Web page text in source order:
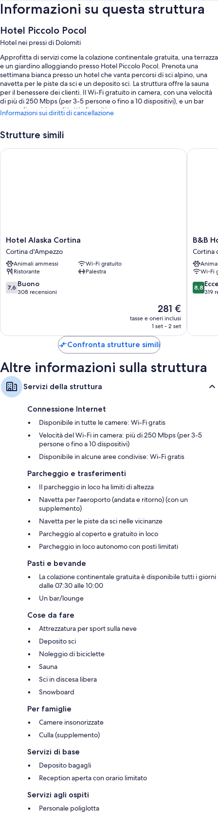
Informazioni su questa struttura
Hotel Piccolo Pocol
Hotel nei pressi di Dolomiti
Approfitta di servizi come la colazione continentale gratuita, una terrazza
e un giardino alloggiando presso Hotel Piccolo Pocol. Prenota una
settimana bianca presso un hotel che vanta percorsi di sci alpino, una
navetta per le piste da sci e un deposito sci. La struttura offre la sauna
per il benessere dei clienti. Il Wi-Fi gratuito in camera, con una velocità
di più di 250 Mbps (per 3-5 persone o fino a 10 dispositivi), e un bar
sono a disposizione di tutti gli ospiti.
Un parcheggio non assistito gratuito
Un servizio di noleggio biciclette, una navetta da e per l'aeroporto (a
TV a schermo piatto con canali digitali
Culle/letti per bambini, riscaldamento e pulizie giornaliere
Informazioni sui diritti di cancellazione
Strutture simili
Hotel
Alaska
Cortina
Cortina
d'Ampezzo
Hotel Alaska Cortina
Cortina d'Ampezzo
Animali ammessi
Wi-Fi gratuito
Ristorante
Palestra
7.6
su
7,6 Buono
308 recensioni
Il
prezzo
attuale
281 €
281 €
tasse e oneri inclusi
1 set - 2 set
Hotel Alaska Cortina
B&B
Hotel
Passo
Tre
Croci
Cortina
Cortina
B&B
Cortina
Wi-Fi
8.8
su
8,8
319
B&B
Confronta strutture simili
Altre informazioni sulla struttura
Servizi della struttura
Connessione Internet
Disponibile in tutte le camere: Wi-Fi gratis
Velocità del Wi-Fi in camera: più di 250 Mbps (per 3-5
persone o fino a 10 dispositivi)
Disponibile in alcune aree condivise: Wi-Fi gratis
Parcheggio e trasferimenti
Il parcheggio in loco ha limiti di altezza
Navetta per l'aeroporto (andata e ritorno) (con un
supplemento)
Navetta per le piste da sci nelle vicinanze
Parcheggio al coperto e gratuito in loco
Parcheggio in loco autonomo con posti limitati
Pasti e bevande
La colazione continentale gratuita è disponibile tutti i giorni
dalle 07:30 alle 10:00
Un bar/lounge
Cose da fare
Attrezzatura per sport sulla neve
Deposito sci
Noleggio di biciclette
Sauna
Sci in discesa libera
Snowboard
Per famiglie
Camere insonorizzate
Culla (supplemento)
Servizi di base
Deposito bagagli
Reception aperta con orario limitato
Servizi agli ospiti
Personale poliglotta